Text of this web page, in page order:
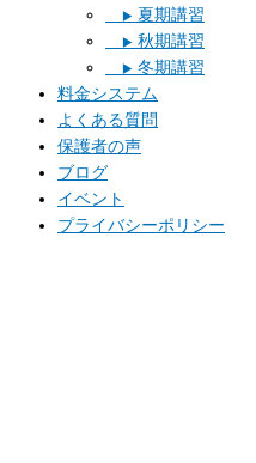
▶︎ 夏期講習
▶︎ 秋期講習
▶︎ 冬期講習
料金システム
よくある質問
保護者の声
ブログ
イベント
プライバシーポリシー